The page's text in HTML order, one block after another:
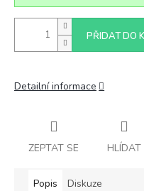
PŘIDAT DO
Detailní informace
ZEPTAT SE HLÍDAT
Popis Diskuze